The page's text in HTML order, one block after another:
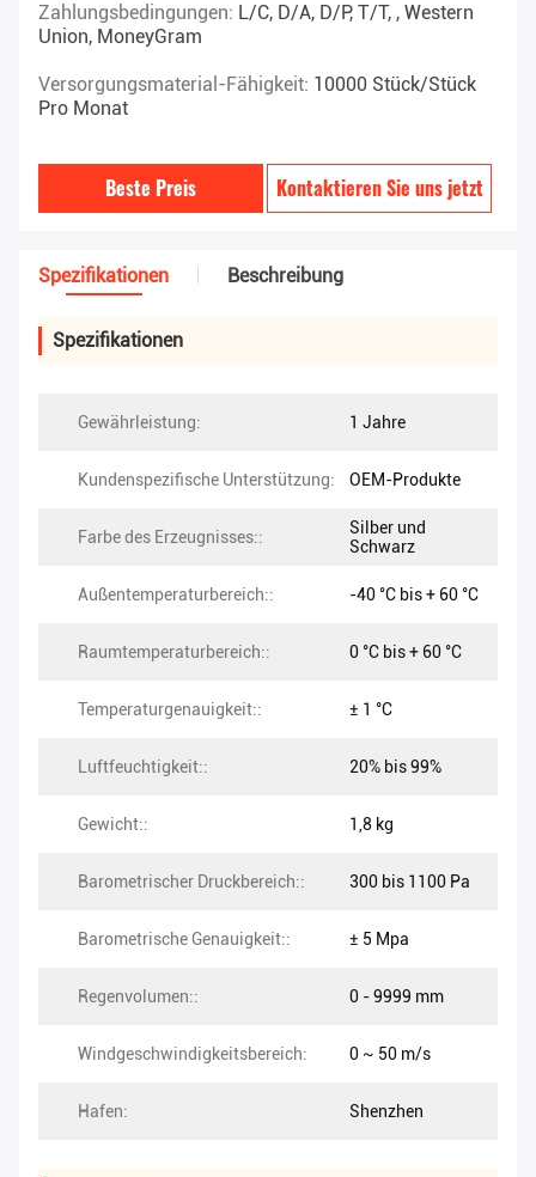
Zahlungsbedingungen: L/C, D/A, D/P, T/T, , Western
Union, MoneyGram
Versorgungsmaterial-Fähigkeit: 10000 Stück/Stück
Pro Monat
Beste Preis Kontaktieren Sie uns jetzt
Spezifikationen Beschreibung
Spezifikationen
Gewährleistung: 1 Jahre
Kundenspezifische Unterstützung: OEM-Produkte
Farbe des Erzeugnisses::
Silber und
Schwarz
Außentemperaturbereich:: -40 °C bis + 60 °C
Raumtemperaturbereich:: 0 °C bis + 60 °C
Temperaturgenauigkeit:: ± 1 °C
Luftfeuchtigkeit:: 20% bis 99%
Gewicht:: 1,8 kg
Barometrischer Druckbereich:: 300 bis 1100 Pa
Barometrische Genauigkeit:: ± 5 Mpa
Regenvolumen:: 0 - 9999 mm
Windgeschwindigkeitsbereich: 0 ~ 50 m/s
Hafen: Shenzhen